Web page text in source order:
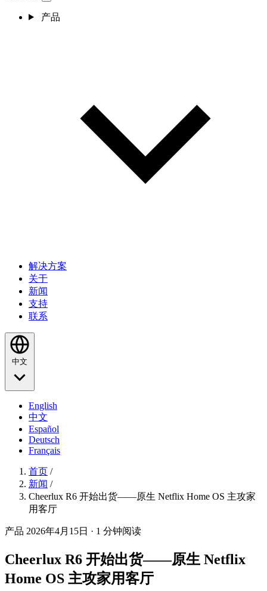
产品
解决方案
关于
新闻
支持
联系
中文
English
中文
Español
Deutsch
Français
首页 /
新闻 /
Cheerlux R6 开始出货——原生 Netflix Home OS 主攻家
用客厅
产品 2026年4月15日 · 1 分钟阅读
Cheerlux R6 开始出货——原生 Netflix
Home OS 主攻家用客厅